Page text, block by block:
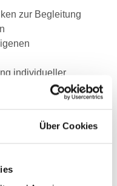
Über Cookies
zur Begleitung
individueller
männlichem